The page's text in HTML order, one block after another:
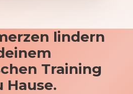
lindern
Training
Hause.